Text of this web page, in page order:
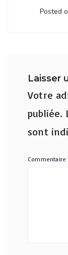
Posted
Laisser
Votre
publiée.
sont
Commentaire